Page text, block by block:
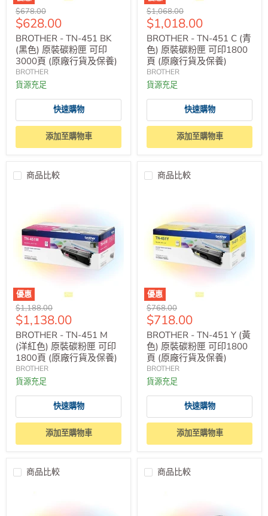
原
價
$678.00
售
價
$628.00
BROTHER - TN-451 BK
(黑色) 原裝碳粉匣 可印
3000頁 (原廠行貨及保養)
BROTHER
貨源充足
快速購物
添加至購物車
原
價
$1,068.00
售
價
$1,018.00
BROTHER - TN-451 C (青
色) 原裝碳粉匣 可印1800
頁 (原廠行貨及保養)
BROTHER
貨源充足
快速購物
添加至購物車
商品比較
優惠
原
價
$1,188.00
售
價
$1,138.00
BROTHER - TN-451 M
(洋紅色) 原裝碳粉匣 可印
1800頁 (原廠行貨及保養)
BROTHER
貨源充足
快速購物
添加至購物車
商品比較
優惠
原
價
$768.00
售
價
$718.00
BROTHER - TN-451 Y (黃
色) 原裝碳粉匣 可印1800
頁 (原廠行貨及保養)
BROTHER
貨源充足
快速購物
添加至購物車
商品比較 商品比較